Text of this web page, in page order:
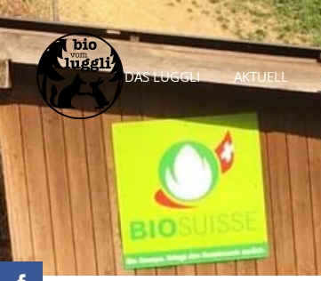
DAS LUGGLI AKTUELL